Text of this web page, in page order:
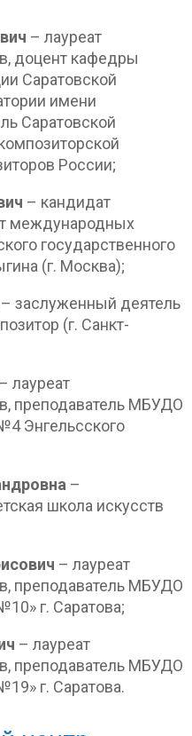
– лауреат
доцент кафедры
Саратовской
имени
Саратовской
России;
– кандидат
международных
государственного
(г. Москва);
– заслуженный деятель
(г. Санкт-
– лауреат
преподаватель МБУДО
Энгельсского
–
школа искусств
– лауреат
преподаватель МБУДО
г. Саратова;
– лауреат
преподаватель МБУДО
г. Саратова.